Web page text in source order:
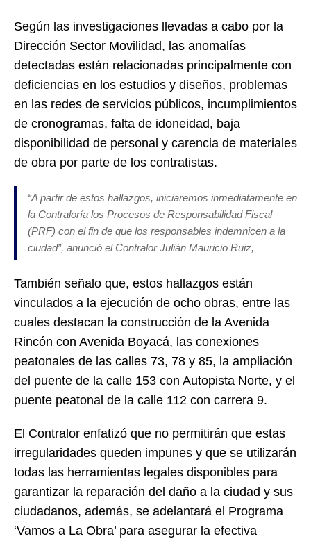
Según las investigaciones llevadas a cabo por la
Dirección Sector Movilidad, las anomalías
detectadas están relacionadas principalmente con
deficiencias en los estudios y diseños, problemas
en las redes de servicios públicos, incumplimientos
de cronogramas, falta de idoneidad, baja
disponibilidad de personal y carencia de materiales
de obra por parte de los contratistas.
“A partir de estos hallazgos, iniciaremos inmediatamente en
la Contraloría los Procesos de Responsabilidad Fiscal
(PRF) con el fin de que los responsables indemnicen a la
ciudad”, anunció el Contralor Julián Mauricio Ruiz,
También señalo que, estos hallazgos están
vinculados a la ejecución de ocho obras, entre las
cuales destacan la construcción de la Avenida
Rincón con Avenida Boyacá, las conexiones
peatonales de las calles 73, 78 y 85, la ampliación
del puente de la calle 153 con Autopista Norte, y el
puente peatonal de la calle 112 con carrera 9.
El Contralor enfatizó que no permitirán que estas
irregularidades queden impunes y que se utilizarán
todas las herramientas legales disponibles para
garantizar la reparación del daño a la ciudad y sus
ciudadanos, además, se adelantará el Programa
‘Vamos a La Obra’ para asegurar la efectiva